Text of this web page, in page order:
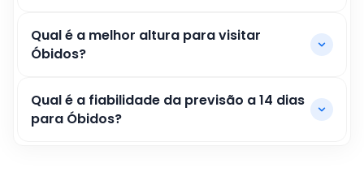
Qual é a melhor altura para visitar
Óbidos?
Qual é a fiabilidade da previsão a 14 dias
para Óbidos?